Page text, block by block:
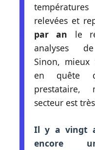
relevées et
par an le
analyses
Sinon, mieux
en quête
secteur est
Il y a vingt
encore